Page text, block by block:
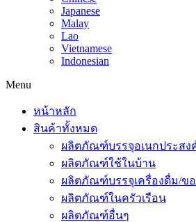
Japanese
Malay
Lao
Vietnamese
Indonesian
Menu
หน้าหลัก
สินค้าทั้งหมด
ผลิตภัณฑ์บรรจุอเนกประสง
ผลิตภัณฑ์ใช้ในบ้าน
ผลิตภัณฑ์บรรจุเครื่องดื่ม/ขอ
ผลิตภัณฑ์ในครัวเรือน
ผลิตภัณฑ์อื่นๆ